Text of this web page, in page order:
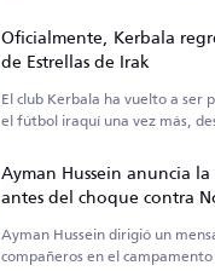
Oficialmente, Kerbala
de Estrellas de Irak
El club Kerbala ha vuelto a ser
el fútbol iraquí una vez más,
Ayman Hussein anuncia
antes del choque contra
Ayman Hussein dirigió un
compañeros en el